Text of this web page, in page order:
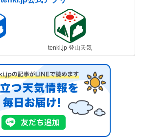
tenki.jp 登山天気